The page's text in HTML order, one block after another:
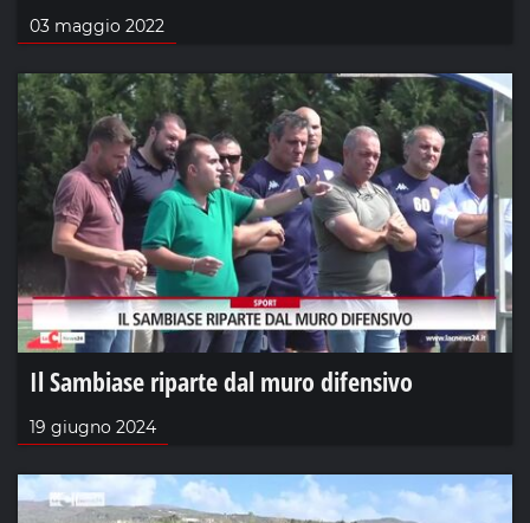
03 maggio 2022
Il Sambiase riparte dal muro difensivo
19 giugno 2024